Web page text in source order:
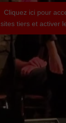
Cliquez ici pour
sites tiers et activer